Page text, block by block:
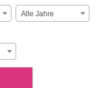
Alle Jahre